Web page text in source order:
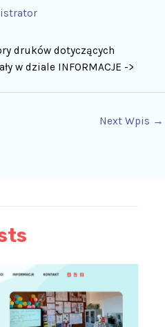
druków dotyczących
w dziale INFORMACJE ->
Next Wpis →